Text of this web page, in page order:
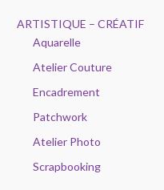
ARTISTIQUE – CRÉATIF
Aquarelle
Atelier Couture
Encadrement
Patchwork
Atelier Photo
Scrapbooking